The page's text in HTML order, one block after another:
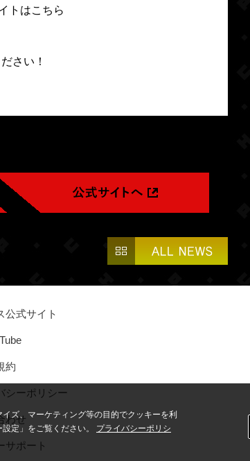
トはこちら
さい！
公式サイト
約
シーポリシー
わせ
サポート
ズ、マーケティング等の目的でクッキーを利
定」をご覧ください。 プライバシーポリシ